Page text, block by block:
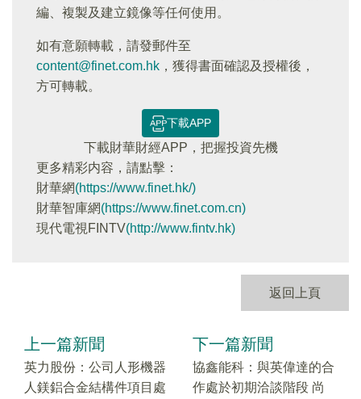
編、複製及建立鏡像等任何使用。
如有意願轉載，請發郵件至
content@finet.com.hk ，獲得書面確認及授權後，
方可轉載。
下載APP
下載財華財經APP，把握投資先機
更多精彩内容，請點擊：
財華網(https://www.finet.hk/)
財華智庫網(https://www.finet.com.cn)
現代電視FINTV(http://www.fintv.hk)
返回上頁
上一篇新聞
英力股份：公司人形機器
人鎂鋁合金結構件項目處
下一篇新聞
協鑫能科：與英偉達的合
作處於初期洽談階段 尚